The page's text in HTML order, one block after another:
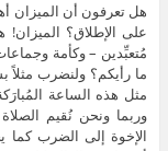
هل تعرفون أن الميزان
على الإطلاق؟
مُتعبِّدين – وكأمة
ما رأيكم؟ ولنضرب
مثل هذه الساعة
وربما ونحن نُقيم
الإخوة إلى الضرب كما